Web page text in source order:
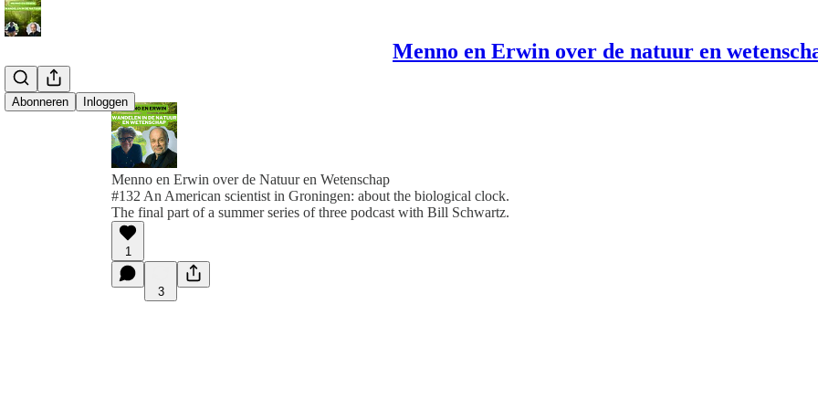
Menno en Erwin over de natuur en
Abonneren Inloggen
Menno en Erwin over de Natuur en Wetenschap
#132 An American scientist in Groningen: about the biological clock.
The final part of a summer series of three podcast with Bill Schwartz.
1
3